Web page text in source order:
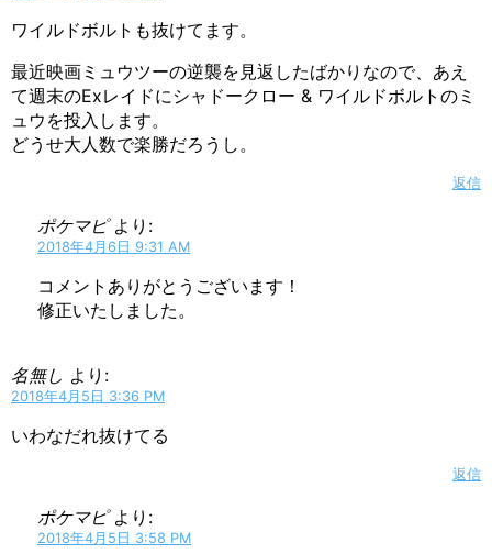
ワイルドボルトも抜けてます。
最近映画ミュウツーの逆襲を見返したばかりなので、あえ
て週末のExレイドにシャドークロー & ワイルドボルトのミ
ュウを投入します。
どうせ大人数で楽勝だろうし。
返信
ポケマピ より:
2018年4月6日 9:31 AM
コメントありがとうございます！
修正いたしました。
名無し より:
2018年4月5日 3:36 PM
いわなだれ抜けてる
返信
ポケマピ より:
2018年4月5日 3:58 PM